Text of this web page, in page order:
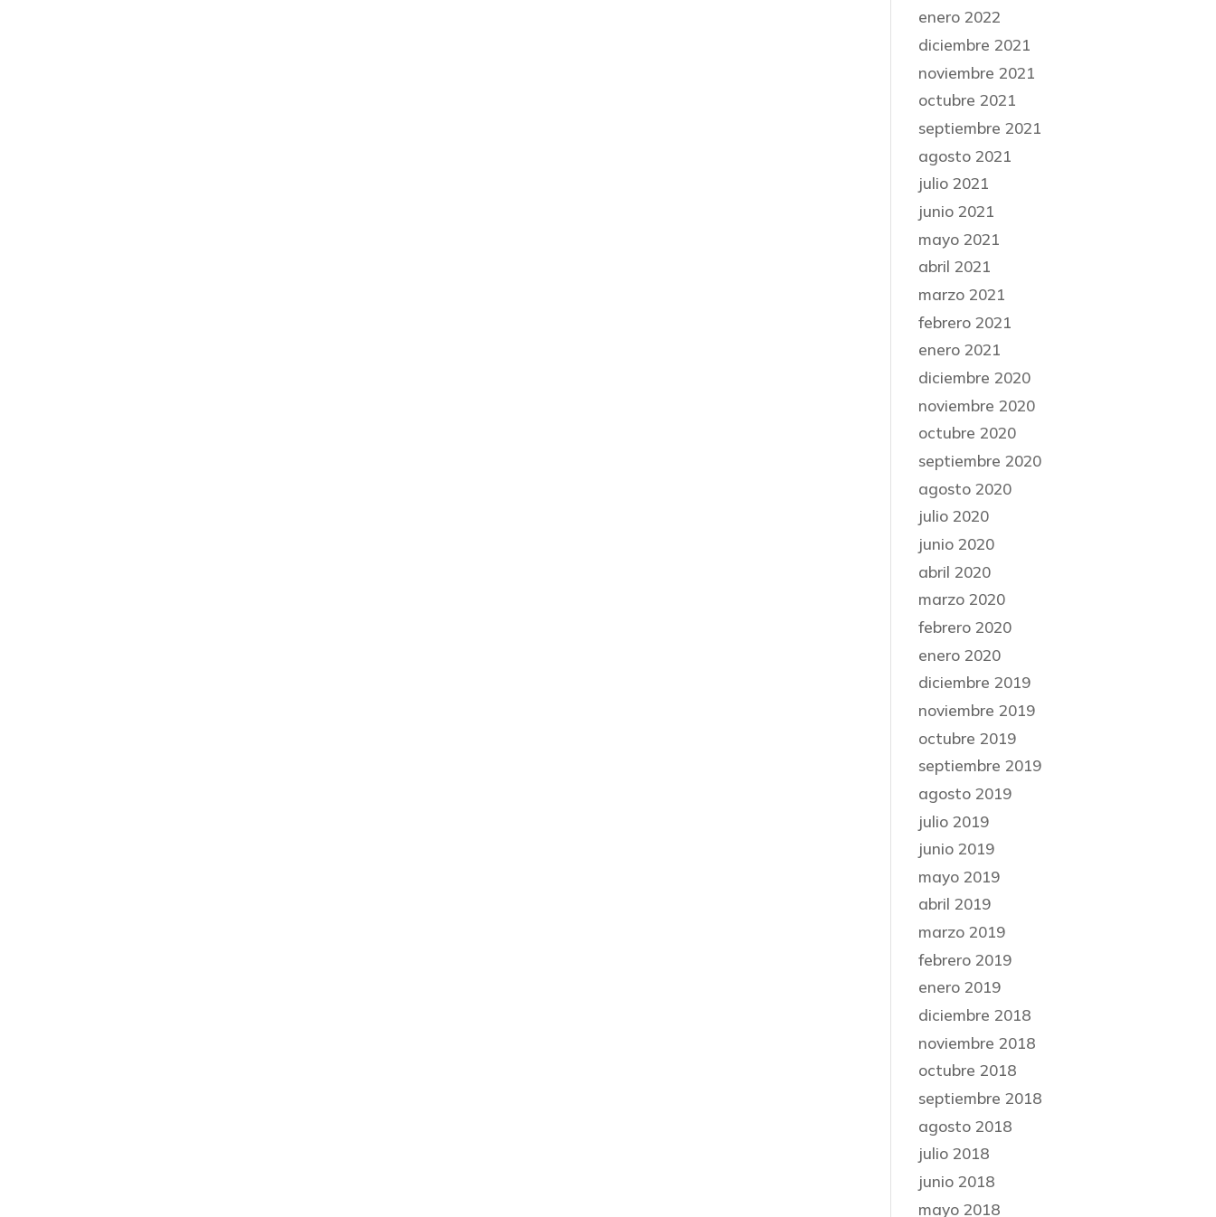
enero 2022
diciembre 2021
noviembre 2021
octubre 2021
septiembre 2021
agosto 2021
julio 2021
junio 2021
mayo 2021
abril 2021
marzo 2021
febrero 2021
enero 2021
diciembre 2020
noviembre 2020
octubre 2020
septiembre 2020
agosto 2020
julio 2020
junio 2020
abril 2020
marzo 2020
febrero 2020
enero 2020
diciembre 2019
noviembre 2019
octubre 2019
septiembre 2019
agosto 2019
julio 2019
junio 2019
mayo 2019
abril 2019
marzo 2019
febrero 2019
enero 2019
diciembre 2018
noviembre 2018
octubre 2018
septiembre 2018
agosto 2018
julio 2018
junio 2018
mayo 2018